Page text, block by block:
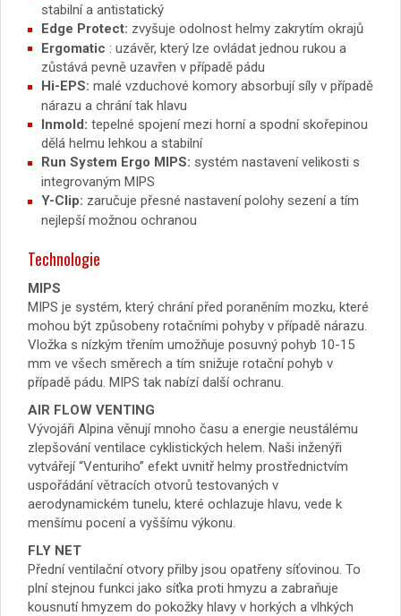
stabilní a antistatický
Edge Protect: zvyšuje odolnost helmy zakrytím okrajů
Ergomatic : uzávěr, který lze ovládat jednou rukou a
zůstává pevně uzavřen v případě pádu
Hi-EPS: malé vzduchové komory absorbují síly v případě
nárazu a chrání tak hlavu
Inmold: tepelné spojení mezi horní a spodní skořepinou
dělá helmu lehkou a stabilní
Run System Ergo MIPS: systém nastavení velikosti s
integrovaným MIPS
Y-Clip: zaručuje přesné nastavení polohy sezení a tím
nejlepší možnou ochranou
Technologie
MIPS
MIPS je systém, který chrání před poraněním mozku, které
mohou být způsobeny rotačními pohyby v případě nárazu.
Vložka s nízkým třením umožňuje posuvný pohyb 10-15
mm ve všech směrech a tím snižuje rotační pohyb v
případě pádu. MIPS tak nabízí další ochranu.
AIR FLOW VENTING
Vývojáři Alpina věnují mnoho času a energie neustálému
zlepšování ventilace cyklistických helem. Naši inženýři
vytvářejí “Venturiho” efekt uvnitř helmy prostřednictvím
uspořádání větracích otvorů testovaných v
aerodynamickém tunelu, které ochlazuje hlavu, vede k
menšímu pocení a vyššímu výkonu.
FLY NET
Přední ventilační otvory přilby jsou opatřeny síťovinou. To
plní stejnou funkci jako síťka proti hmyzu a zabraňuje
kousnutí hmyzem do pokožky hlavy v horkých a vlhkých